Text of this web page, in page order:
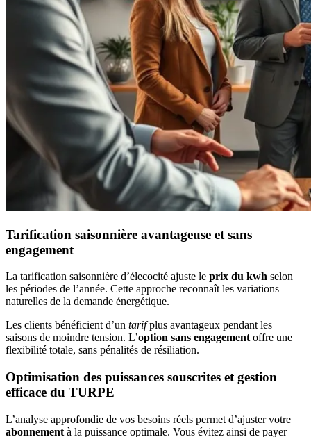
Tarification saisonnière avantageuse et sans
engagement
La tarification saisonnière d’élecocité ajuste le prix du kwh selon
les périodes de l’année. Cette approche reconnaît les variations
naturelles de la demande énergétique.
Les clients bénéficient d’un tarifplus avantageux pendant les
saisons de moindre tension. L’option sans engagement offre une
flexibilité totale, sans pénalités de résiliation.
Optimisation des puissances souscrites et gestion
efficace du TURPE
L’analyse approfondie de vos besoins réels permet d’ajuster votre
abonnement à la puissance optimale. Vous évitez ainsi de payer